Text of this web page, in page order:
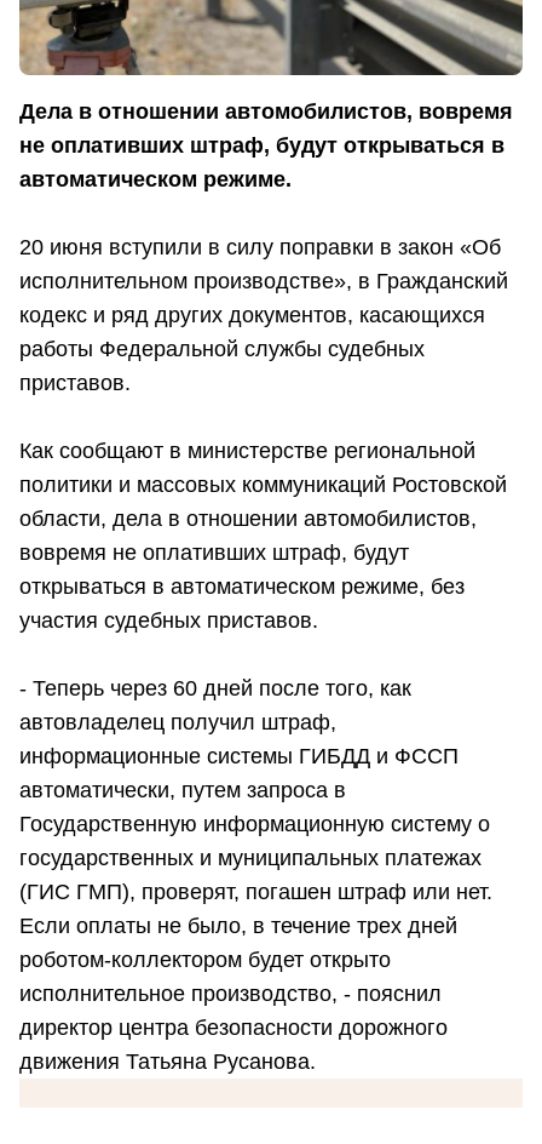
Дела в отношении автомобилистов, вовремя
не оплативших штраф, будут открываться в
автоматическом режиме.
20 июня вступили в силу поправки в закон «Об
исполнительном производстве», в Гражданский
кодекс и ряд других документов, касающихся
работы Федеральной службы судебных
приставов.
Как сообщают в министерстве региональной
политики и массовых коммуникаций Ростовской
области, дела в отношении автомобилистов,
вовремя не оплативших штраф, будут
открываться в автоматическом режиме, без
участия судебных приставов.
- Теперь через 60 дней после того, как
автовладелец получил штраф,
информационные системы ГИБДД и ФССП
автоматически, путем запроса в
Государственную информационную систему о
государственных и муниципальных платежах
(ГИС ГМП), проверят, погашен штраф или нет.
Если оплаты не было, в течение трех дней
роботом-коллектором будет открыто
исполнительное производство, - пояснил
директор центра безопасности дорожного
движения Татьяна Русанова.